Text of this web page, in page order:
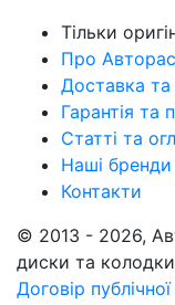
Тільки
Про
Доставка та
Гарантія та
Статті та
Наші бренди
Контакти
© 2013 - 2026,
диски та колодки
Договір